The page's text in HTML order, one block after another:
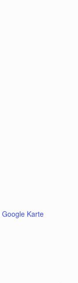
Google Karte